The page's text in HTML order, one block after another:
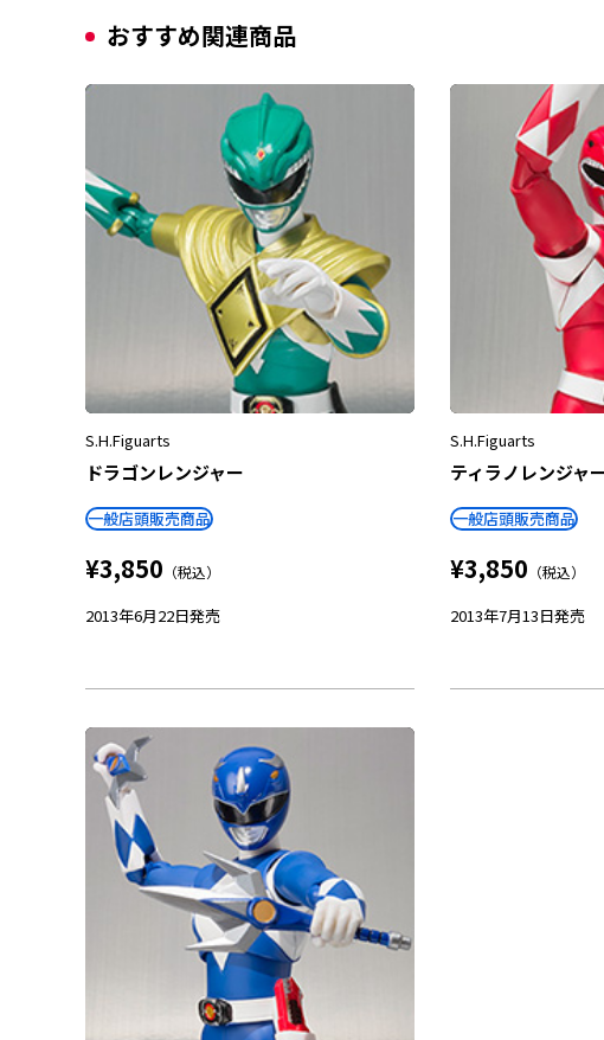
おすすめ関連商品
S.H.Figuarts
ドラゴンレンジャー
一般店頭販売商品
¥3,850 （税込）
2013年6月22日発売
S.H.Figuarts
ティラノレンジャ
一般店頭販売商品
¥3,850 （税込）
2013年7月13日発売